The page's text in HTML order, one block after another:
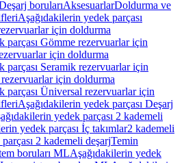
borularıAksesuarlarDoldurma ve
Aşağıdakilerin yedek parçası
için doldurma
parçası Gömme rezervuarlar için
için doldurma
parçası Seramik rezervuarlar için
için doldurma
parçası Üniversal rezervuarlar için
Aşağıdakilerin yedek parçası Deşarj
yedek parçası 2 kademeli
yedek parçası İç takımlar2 kademeli
2 kademeli deşarjTemin
boruları MLAşağıdakilerin yedek